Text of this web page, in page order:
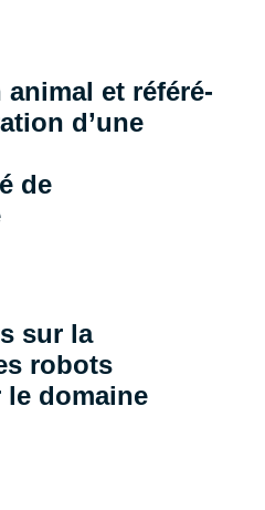
animal et référé-
d’une
de
sur la
robots
domaine